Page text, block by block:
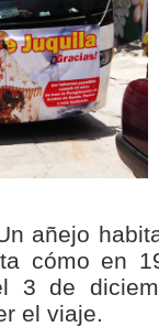
añejo
cómo en
3 de
el viaje.